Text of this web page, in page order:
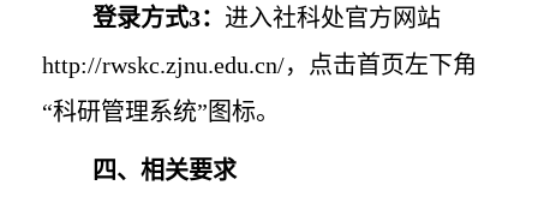
登录方式3： 进入社科处官方网站
http://rwskc.zjnu.edu.cn/，点击首页左下角
“科研管理系统”图标。
四、相关要求